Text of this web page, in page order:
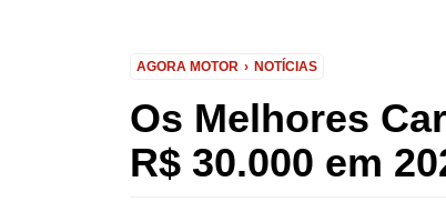
AGORA MOTOR NOTÍCIAS
Os Melhores
R$ 30.000 em